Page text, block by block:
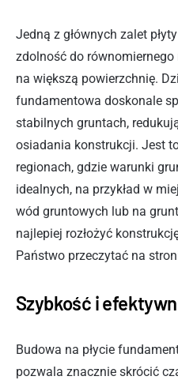
Jedną z głównych zalet
zdolność do równomiernego
na większą powierzchnię.
fundamentowa doskonale
stabilnych gruntach,
osiadania konstrukcji. Jest
regionach, gdzie warunki
idealnych, na przykład w
wód gruntowych lub na
najlepiej rozłożyć
Państwo przeczytać na
Szybkość i
Budowa na płycie
pozwala znacznie skrócić